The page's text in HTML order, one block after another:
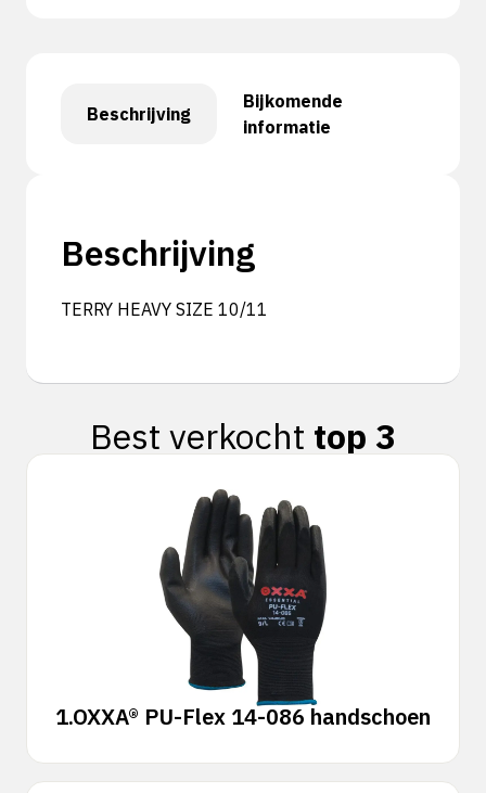
Beschrijving
Bijkomende
informatie
Beschrijving
TERRY HEAVY SIZE 10/11
Best verkocht top 3
1.OXXA® PU-Flex 14-086 handschoen